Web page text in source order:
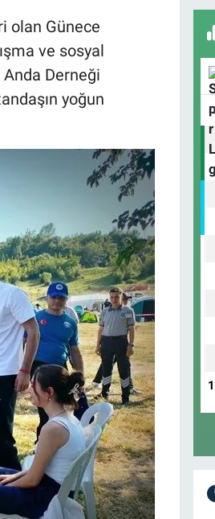
olan Günece
ve sosyal
Derneği
yoğun